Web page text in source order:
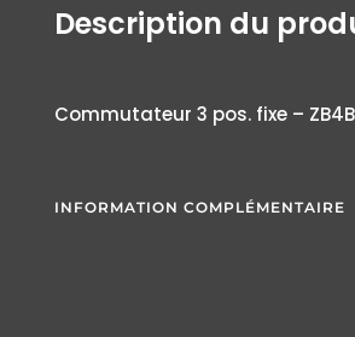
Description du
Commutateur 3 pos. fixe –
INFORMATION COMPLÉMENTAIRE